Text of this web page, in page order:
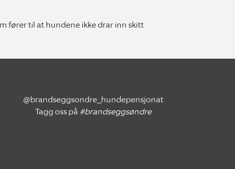
fører til at hundene ikke drar inn skitt
@brandseggsondre_hundepensjonat
Tagg oss på#brandseggsøndre